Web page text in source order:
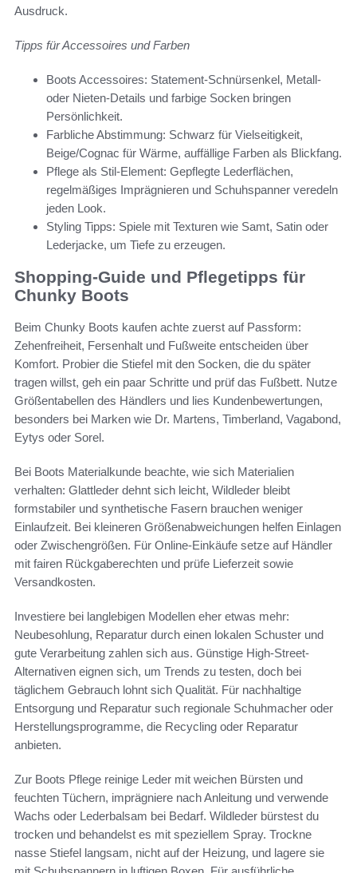
Ausdruck.
Tipps für Accessoires und Farben
Boots Accessoires: Statement-Schnürsenkel, Metall-
oder Nieten-Details und farbige Socken bringen
Persönlichkeit.
Farbliche Abstimmung: Schwarz für Vielseitigkeit,
Beige/Cognac für Wärme, auffällige Farben als Blickfang.
Pflege als Stil-Element: Gepflegte Lederflächen,
regelmäßiges Imprägnieren und Schuhspanner veredeln
jeden Look.
Styling Tipps: Spiele mit Texturen wie Samt, Satin oder
Lederjacke, um Tiefe zu erzeugen.
Shopping-Guide und Pflegetipps für
Chunky Boots
Beim Chunky Boots kaufen achte zuerst auf Passform:
Zehenfreiheit, Fersenhalt und Fußweite entscheiden über
Komfort. Probier die Stiefel mit den Socken, die du später
tragen willst, geh ein paar Schritte und prüf das Fußbett. Nutze
Größentabellen des Händlers und lies Kundenbewertungen,
besonders bei Marken wie Dr. Martens, Timberland, Vagabond,
Eytys oder Sorel.
Bei Boots Materialkunde beachte, wie sich Materialien
verhalten: Glattleder dehnt sich leicht, Wildleder bleibt
formstabiler und synthetische Fasern brauchen weniger
Einlaufzeit. Bei kleineren Größenabweichungen helfen Einlagen
oder Zwischengrößen. Für Online-Einkäufe setze auf Händler
mit fairen Rückgaberechten und prüfe Lieferzeit sowie
Versandkosten.
Investiere bei langlebigen Modellen eher etwas mehr:
Neubesohlung, Reparatur durch einen lokalen Schuster und
gute Verarbeitung zahlen sich aus. Günstige High-Street-
Alternativen eignen sich, um Trends zu testen, doch bei
täglichem Gebrauch lohnt sich Qualität. Für nachhaltige
Entsorgung und Reparatur such regionale Schuhmacher oder
Herstellungsprogramme, die Recycling oder Reparatur
anbieten.
Zur Boots Pflege reinige Leder mit weichen Bürsten und
feuchten Tüchern, imprägniere nach Anleitung und verwende
Wachs oder Lederbalsam bei Bedarf. Wildleder bürstest du
trocken und behandelst es mit speziellem Spray. Trockne
nasse Stiefel langsam, nicht auf der Heizung, und lagere sie